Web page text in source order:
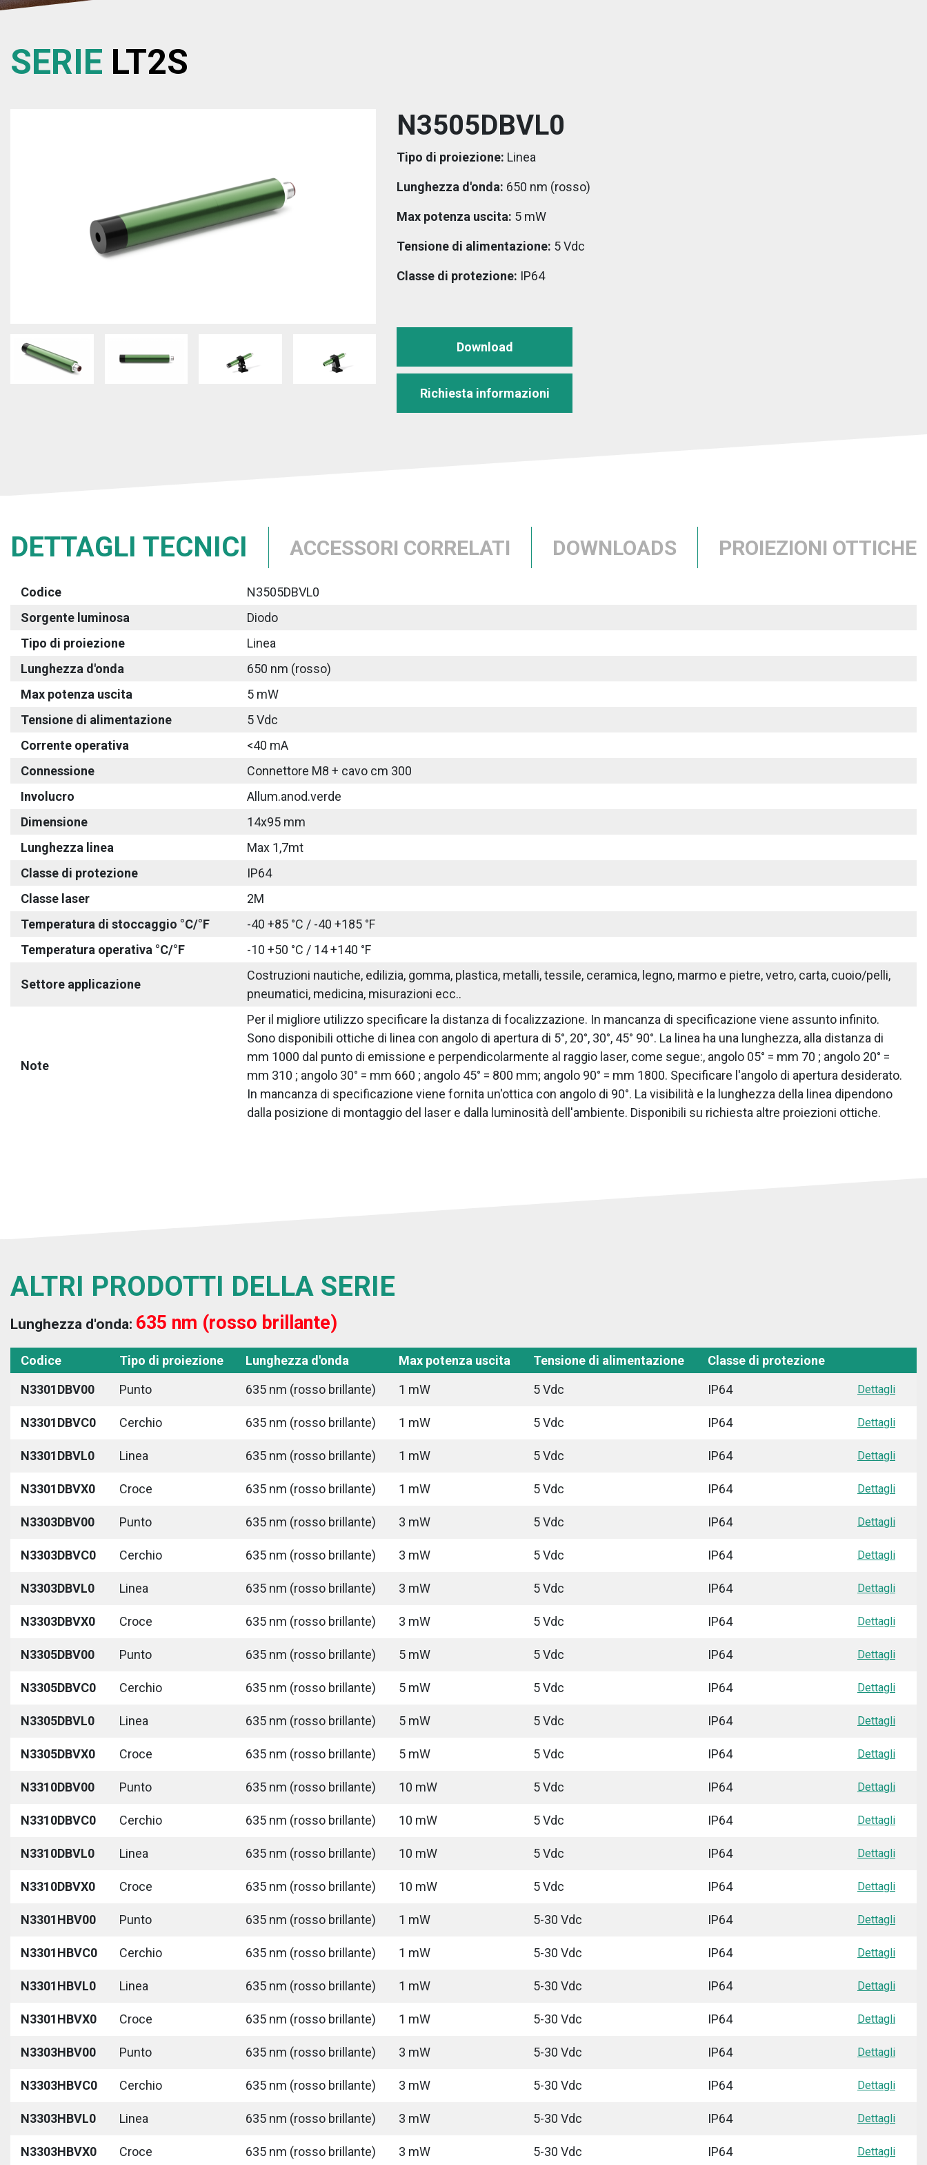
SERIE LT2S
N3505DBVL0
Tipo di proiezione: Linea
Lunghezza d'onda: 650 nm (rosso)
Max potenza uscita: 5 mW
Tensione di alimentazione: 5 Vdc
Classe di protezione: IP64
Download
Richiesta informazioni
DETTAGLI TECNICI ACCESSORI CORRELATI DOWNLOADS PROIEZIONI OTTICHE
Codice
N3505DBVL0
Sorgente luminosa
Diodo
Tipo di proiezione
Linea
Lunghezza d'onda
650 nm (rosso)
Max potenza uscita
5 mW
Tensione di alimentazione
5 Vdc
Corrente operativa
<40 mA
Connessione
Connettore M8 + cavo cm 300
Involucro
Allum.anod.verde
Dimensione
14x95 mm
Lunghezza linea
Max 1,7mt
Classe di protezione
IP64
Classe laser
2M
Temperatura di stoccaggio °C/°F
-40 +85 °C / -40 +185 °F
Temperatura operativa °C/°F
-10 +50 °C / 14 +140 °F
Settore applicazione
Costruzioni nautiche, edilizia, gomma, plastica, metalli, tessile, ceramica, legno, marmo e pietre, vetro, carta, cuoio/pelli,
pneumatici, medicina, misurazioni ecc..
Note
Per il migliore utilizzo specificare la distanza di focalizzazione. In mancanza di specificazione viene assunto infinito.
Sono disponibili ottiche di linea con angolo di apertura di 5°, 20°, 30°, 45° 90°. La linea ha una lunghezza, alla distanza di
mm 1000 dal punto di emissione e perpendicolarmente al raggio laser, come segue:, angolo 05° = mm 70 ; angolo 20° =
mm 310 ; angolo 30° = mm 660 ; angolo 45° = 800 mm; angolo 90° = mm 1800. Specificare l'angolo di apertura desiderato.
In mancanza di specificazione viene fornita un'ottica con angolo di 90°. La visibilità e la lunghezza della linea dipendono
dalla posizione di montaggio del laser e dalla luminosità dell'ambiente. Disponibili su richiesta altre proiezioni ottiche.
ALTRI PRODOTTI DELLA SERIE
Lunghezza d'onda: 635 nm (rosso brillante)
Codice Tipo di proiezione Lunghezza d'onda Max potenza uscita Tensione di alimentazione
Classe di protezione
N3301DBV00
Punto 635 nm (rosso brillante) 1 mW 5 Vdc IP64 Dettagli
N3301DBVC0 Cerchio 635 nm (rosso brillante) 1 mW 5 Vdc IP64 Dettagli
N3301DBVL0 Linea 635 nm (rosso brillante) 1 mW 5 Vdc IP64 Dettagli
N3301DBVX0 Croce 635 nm (rosso brillante) 1 mW 5 Vdc IP64 Dettagli
N3303DBV00 Punto 635 nm (rosso brillante) 3 mW 5 Vdc IP64 Dettagli
N3303DBVC0 Cerchio 635 nm (rosso brillante) 3 mW 5 Vdc IP64 Dettagli
N3303DBVL0 Linea 635 nm (rosso brillante) 3 mW 5 Vdc IP64 Dettagli
N3303DBVX0 Croce 635 nm (rosso brillante) 3 mW 5 Vdc IP64 Dettagli
N3305DBV00 Punto 635 nm (rosso brillante) 5 mW 5 Vdc IP64 Dettagli
N3305DBVC0 Cerchio 635 nm (rosso brillante) 5 mW 5 Vdc IP64 Dettagli
N3305DBVL0 Linea 635 nm (rosso brillante) 5 mW 5 Vdc IP64 Dettagli
N3305DBVX0 Croce 635 nm (rosso brillante) 5 mW 5 Vdc IP64 Dettagli
N3310DBV00 Punto 635 nm (rosso brillante) 10 mW 5 Vdc IP64 Dettagli
N3310DBVC0 Cerchio 635 nm (rosso brillante) 10 mW 5 Vdc IP64 Dettagli
N3310DBVL0 Linea 635 nm (rosso brillante) 10 mW 5 Vdc IP64 Dettagli
N3310DBVX0 Croce 635 nm (rosso brillante) 10 mW 5 Vdc IP64 Dettagli
N3301HBV00 Punto 635 nm (rosso brillante) 1 mW 5-30 Vdc IP64 Dettagli
N3301HBVC0 Cerchio 635 nm (rosso brillante) 1 mW 5-30 Vdc IP64 Dettagli
N3301HBVL0 Linea 635 nm (rosso brillante) 1 mW 5-30 Vdc IP64 Dettagli
N3301HBVX0 Croce 635 nm (rosso brillante) 1 mW 5-30 Vdc IP64 Dettagli
N3303HBV00 Punto 635 nm (rosso brillante) 3 mW 5-30 Vdc IP64 Dettagli
N3303HBVC0 Cerchio 635 nm (rosso brillante) 3 mW 5-30 Vdc IP64 Dettagli
N3303HBVL0 Linea 635 nm (rosso brillante) 3 mW 5-30 Vdc IP64 Dettagli
N3303HBVX0 Croce 635 nm (rosso brillante) 3 mW 5-30 Vdc IP64 Dettagli